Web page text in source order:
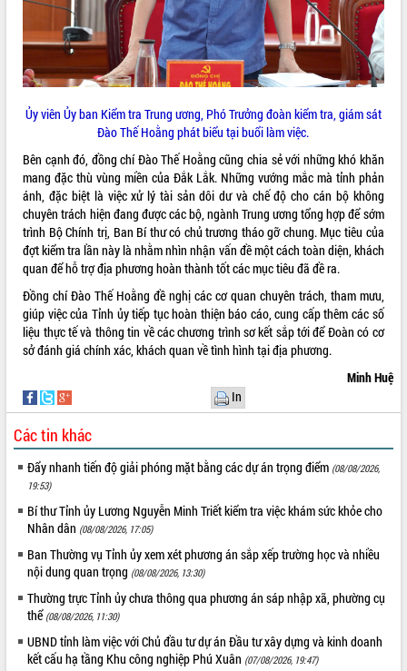
Ủy viên Ủy ban Kiểm tra Trung ương, Phó Trưởng đoàn kiểm tra, giám sát
Đào Thế Hoằng phát biểu tại buổi làm việc.
Bên cạnh đó, đồng chí Đào Thế Hoằng cũng chia sẻ với những khó khăn
mang đặc thù vùng miền của Đắk Lắk. Những vướng mắc mà tỉnh phản
ánh, đặc biệt là việc xử lý tài sản dôi dư và chế độ cho cán bộ không
chuyên trách hiện đang được các bộ, ngành Trung ương tổng hợp để sớm
trình Bộ Chính trị, Ban Bí thư có chủ trương tháo gỡ chung. Mục tiêu của
đợt kiểm tra lần này là nhằm nhìn nhận vấn đề một cách toàn diện, khách
quan để hỗ trợ địa phương hoàn thành tốt các mục tiêu đã đề ra.
Đồng chí Đào Thế Hoằng đề nghị các cơ quan chuyên trách, tham mưu,
giúp việc của Tỉnh ủy tiếp tục hoàn thiện báo cáo, cung cấp thêm các số
liệu thực tế và thông tin về các chương trình sơ kết sắp tới để Đoàn có cơ
sở đánh giá chính xác, khách quan về tình hình tại địa phương.
Minh Huệ
In
Các tin khác
Đẩy nhanh tiến độ giải phóng mặt bằng các dự án trọng điểm (08/08/2026,
19:53)
Bí thư Tỉnh ủy Lương Nguyễn Minh Triết kiểm tra việc khám sức khỏe cho
Nhân dân (08/08/2026, 17:05)
Ban Thường vụ Tỉnh ủy xem xét phương án sắp xếp trường học và nhiều
nội dung quan trọng (08/08/2026, 13:30)
Thường trực Tỉnh ủy chưa thông qua phương án sáp nhập xã, phường cụ
thể (08/08/2026, 11:30)
UBND tỉnh làm việc với Chủ đầu tư dự án Đầu tư xây dựng và kinh doanh
kết cấu hạ tầng Khu công nghiệp Phú Xuân (07/08/2026, 19:47)